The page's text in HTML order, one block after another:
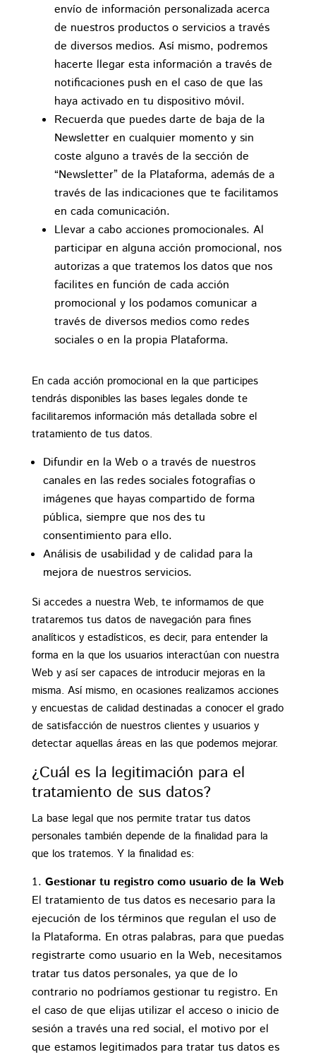
envío de información personalizada acerca
de nuestros productos o servicios a través
de diversos medios. Así mismo, podremos
hacerte llegar esta información a través de
notificaciones push en el caso de que las
haya activado en tu dispositivo móvil.
Recuerda que puedes darte de baja de la
Newsletter en cualquier momento y sin
coste alguno a través de la sección de
“Newsletter” de la Plataforma, además de a
través de las indicaciones que te facilitamos
en cada comunicación.
Llevar a cabo acciones promocionales. Al
participar en alguna acción promocional, nos
autorizas a que tratemos los datos que nos
facilites en función de cada acción
promocional y los podamos comunicar a
través de diversos medios como redes
sociales o en la propia Plataforma.
En cada acción promocional en la que participes
tendrás disponibles las bases legales donde te
facilitaremos información más detallada sobre el
tratamiento de tus datos.
Difundir en la Web o a través de nuestros
canales en las redes sociales fotografías o
imágenes que hayas compartido de forma
pública, siempre que nos des tu
consentimiento para ello.
Análisis de usabilidad y de calidad para la
mejora de nuestros servicios.
Si accedes a nuestra Web, te informamos de que
trataremos tus datos de navegación para fines
analíticos y estadísticos, es decir, para entender la
forma en la que los usuarios interactúan con nuestra
Web y así ser capaces de introducir mejoras en la
misma. Así mismo, en ocasiones realizamos acciones
y encuestas de calidad destinadas a conocer el grado
de satisfacción de nuestros clientes y usuarios y
detectar aquellas áreas en las que podemos mejorar.
¿Cuál es la legitimación para el
tratamiento de sus datos?
La base legal que nos permite tratar tus datos
personales también depende de la finalidad para la
que los tratemos. Y la finalidad es:
Gestionar tu registro como usuario de la Web
El tratamiento de tus datos es necesario para la
ejecución de los términos que regulan el uso de
la Plataforma. En otras palabras, para que puedas
registrarte como usuario en la Web, necesitamos
tratar tus datos personales, ya que de lo
contrario no podríamos gestionar tu registro. En
el caso de que elijas utilizar el acceso o inicio de
sesión a través una red social, el motivo por el
que estamos legitimados para tratar tus datos es